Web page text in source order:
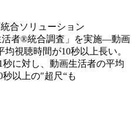
合ソリューション
活者®統合調査」を実施―動画
視聴時間が10秒以上長い。
に対し、動画生活者の平均
以上の″超尺“も